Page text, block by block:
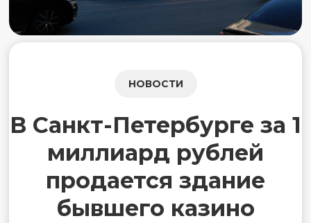
НОВОСТИ
В Санкт-Петербурге за 1
миллиард рублей
продается здание
бывшего казино